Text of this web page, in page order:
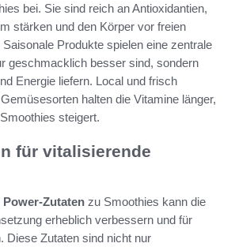
bei. Sie sind reich an Antioxidantien,
stärken und den Körper vor freien
Produkte spielen eine zentrale
geschmacklich besser sind, sondern
Energie liefern. Local und frisch
halten die Vitamine länger,
steigert.
für vitalisierende
Power-Zutaten zu Smoothies kann die
erheblich verbessern und für
Diese Zutaten sind nicht nur